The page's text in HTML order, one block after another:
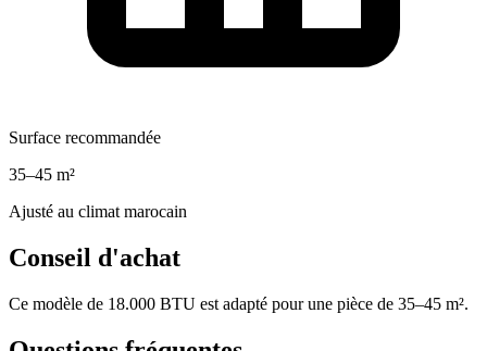
Surface recommandée
35–45 m²
Ajusté au climat marocain
Conseil d'achat
Ce modèle de 18.000 BTU est adapté pour une pièce de 35–45 m².